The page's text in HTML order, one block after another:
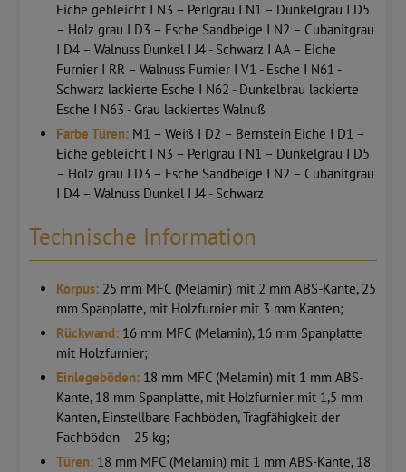
Eiche gebleicht I N3 – Perlgrau I N1 – Dunkelgrau I D5
– Holz grau I D3 – Esche Sandbeige I N2 – Cubanitgrau
I D4 – Walnuss Dunkel I J4 - Schwarz I AA – Eiche
Furnier I RR – Walnuss Furnier I V1 - Esche I N61 -
Schwarz lackierte Esche I N62 - Dunkelbrau lackierte
Esche I N63 - Grau lackiertes Walnuß
Farbe Türen: M1 – Weiß I D2 – Bernstein Eiche I D1 –
Eiche gebleicht I N3 – Perlgrau I N1 – Dunkelgrau I D5
– Holz grau I D3 – Esche Sandbeige I N2 – Cubanitgrau
I D4 – Walnuss Dunkel I J4 - Schwarz
Technische Information
Korpus: 25 mm MFC (Melamin) mit 2 mm ABS-Kante, 25
mm Spanplatte, mit Holzfurnier mit 3 mm Kanten;
Rückwand: 16 mm MFC (Melamin), 16 mm Spanplatte
mit Holzfurnier;
Einlegeböden: 18 mm MFC (Melamin) mit 1 mm ABS-
Kante, 18 mm Spanplatte, mit Holzfurnier mit 1,5 mm
Kanten, Einstellbare Fachböden, Tragfähigkeit der
Fachböden – 25 kg;
Türen: 18 mm MFC (Melamin) mit 1 mm ABS-Kante, 18